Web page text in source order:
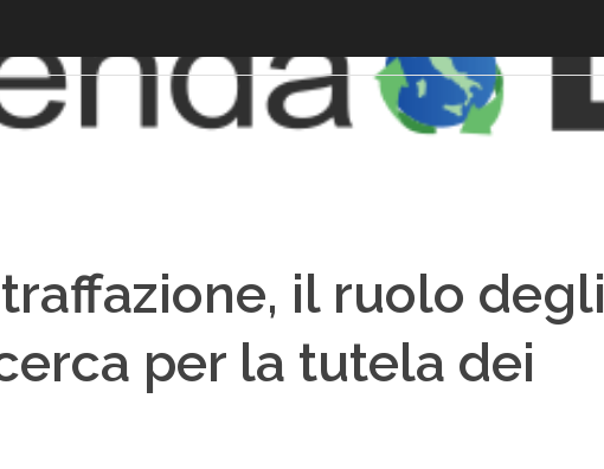
il ruolo degli
per la tutela dei